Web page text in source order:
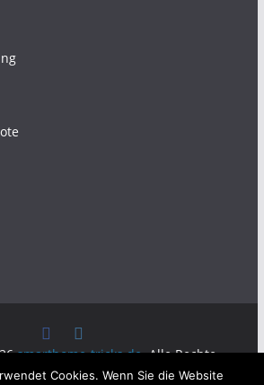
smarthome-tricks.de. Alle Rechte
vorbehalten.
Cookies. Wenn Sie die Website